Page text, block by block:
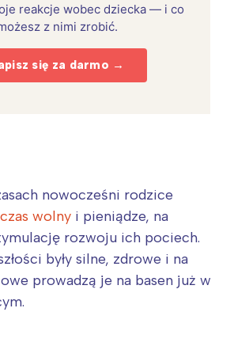
reakcje wobec dziecka — i co
z nimi zrobić.
się za darmo →
nowocześni rodzice
czas wolny i pieniądze, na
rozwoju ich pociech.
były silne, zdrowe i na
prowadzą je na basen już w